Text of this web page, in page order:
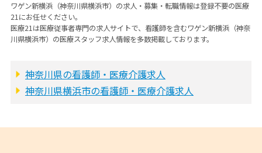
ワゲン新横浜（神奈川県横浜市）の求人・募集・転職情報は登録不要の医療
21にお任せください。
医療21は医療従事者専門の求人サイトで、看護師を含むワゲン新横浜（神奈
川県横浜市）の医療スタッフ求人情報を多数掲載しております。
神奈川県の看護師・医療介護求人
神奈川県横浜市の看護師・医療介護求人